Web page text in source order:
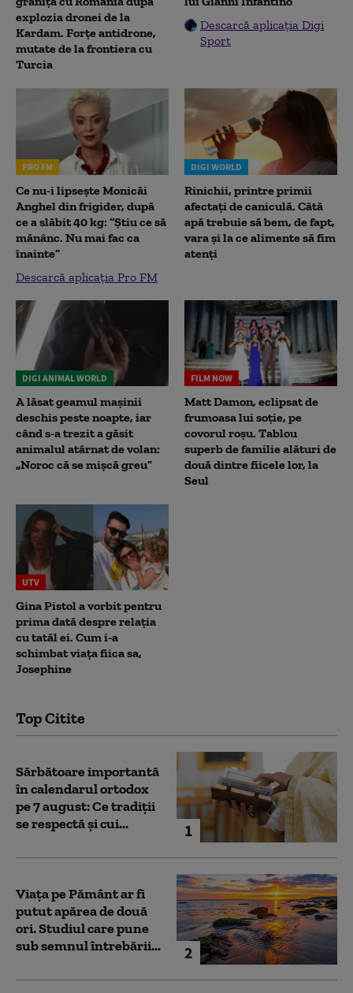
explozia dronei de la
Kardam. Forțe antidrone,
mutate de la frontiera cu
Turcia
Descarcă aplicația Digi
Sport
PRO FM
Ce nu-i lipsește Monicăi
Anghel din frigider, după
ce a slăbit 40 kg: “Știu ce să
mănânc. Nu mai fac ca
înainte”
Descarcă aplicația Pro FM
DIGI WORLD
Rinichii, printre primii
afectați de caniculă. Câtă
apă trebuie să bem, de fapt,
vara și la ce alimente să fim
atenți
DIGI ANIMAL WORLD
A lăsat geamul mașinii
deschis peste noapte, iar
când s-a trezit a găsit
animalul atârnat de volan:
„Noroc că se mișcă greu”
FILM NOW
Matt Damon, eclipsat de
frumoasa lui soție, pe
covorul roșu. Tablou
superb de familie alături de
două dintre fiicele lor, la
Seul
UTV
Gina Pistol a vorbit pentru
prima dată despre relația
cu tatăl ei. Cum i-a
schimbat viața fiica sa,
Josephine
Top Citite
1
Sărbătoare importantă
în calendarul ortodox
pe 7 august: Ce tradiții
se respectă și cui...
2
Viața pe Pământ ar fi
putut apărea de două
ori. Studiul care pune
sub semnul întrebării...